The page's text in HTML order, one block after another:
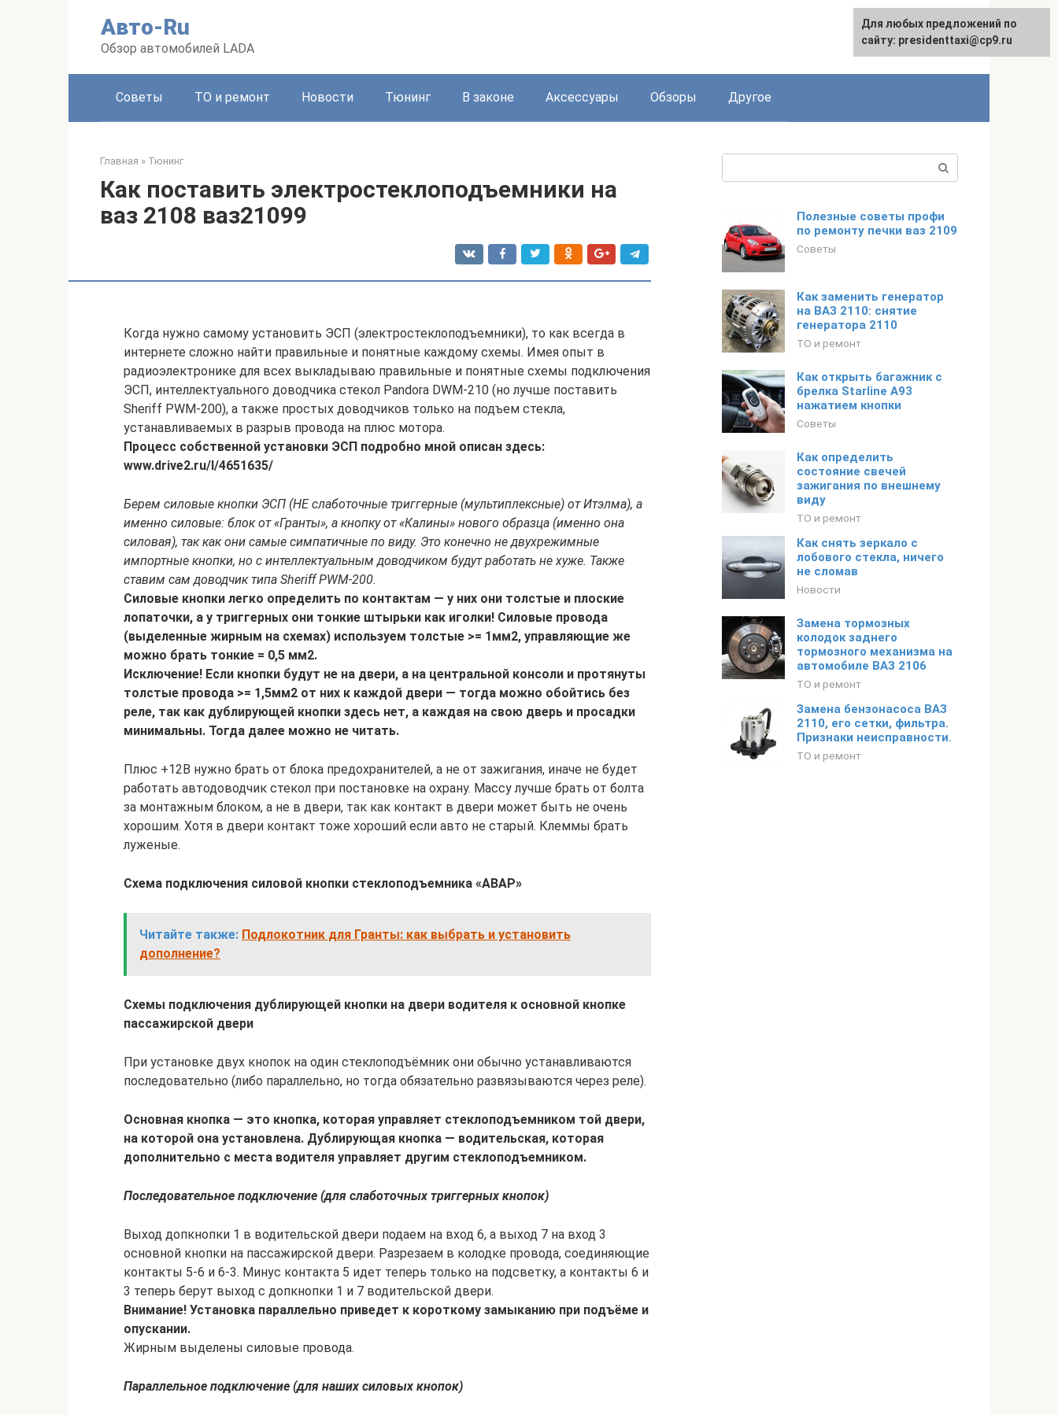
Авто-Ru
Обзор автомобилей LADA
Советы ТО и ремонт Новости Тюнинг В законе Аксессуары Обзоры Другое
Главная » Тюнинг
Как поставить электростеклоподъемники на
ваз 2108 ваз21099
Когда нужно самому установить ЭСП (электростеклоподъемники), то как всегда в
интернете сложно найти правильные и понятные каждому схемы. Имея опыт в
радиоэлектронике для всех выкладываю правильные и понятные схемы подключения
ЭСП, интеллектуального доводчика стекол Pandora DWM-210 (но лучше поставить
Sheriff PWM-200), а также простых доводчиков только на подъем стекла,
устанавливаемых в разрыв провода на плюс мотора.
Процесс собственной установки ЭСП подробно мной описан здесь:
www.drive2.ru/l/4651635/
Берем силовые кнопки ЭСП (НЕ слаботочные триггерные (мультиплексные) от Итэлма), а
именно силовые: блок от «Гранты», а кнопку от «Калины» нового образца (именно она
силовая), так как они самые симпатичные по виду. Это конечно не двухрежимные
импортные кнопки, но с интеллектуальным доводчиком будут работать не хуже. Также
ставим сам доводчик типа Sheriff PWM-200.
Силовые кнопки легко определить по контактам — у них они толстые и плоские
лопаточки, а у триггерных они тонкие штырьки как иголки! Силовые провода
(выделенные жирным на схемах) используем толстые >= 1мм2, управляющие же
можно брать тонкие = 0,5 мм2.
Исключение! Если кнопки будут не на двери, а на центральной консоли и протянуты
толстые провода >= 1,5мм2 от них к каждой двери — тогда можно обойтись без
реле, так как дублирующей кнопки здесь нет, а каждая на свою дверь и просадки
минимальны. Тогда далее можно не читать.
Плюс +12В нужно брать от блока предохранителей, а не от зажигания, иначе не будет
работать автодоводчик стекол при постановке на охрану. Массу лучше брать от болта
за монтажным блоком, а не в двери, так как контакт в двери может быть не очень
хорошим. Хотя в двери контакт тоже хороший если авто не старый. Клеммы брать
луженые.
Схема подключения силовой кнопки стеклоподъемника «АВАР»
Читайте также: Подлокотник для Гранты: как выбрать и установить
дополнение?
Схемы подключения дублирующей кнопки на двери водителя к основной кнопке
пассажирской двери
При установке двух кнопок на один стеклоподъёмник они обычно устанавливаются
последовательно (либо параллельно, но тогда обязательно развязываются через реле).
Основная кнопка — это кнопка, которая управляет стеклоподъемником той двери,
на которой она установлена. Дублирующая кнопка — водительская, которая
дополнительно с места водителя управляет другим стеклоподъемником.
Последовательное подключение (для слаботочных триггерных кнопок)
Выход допкнопки 1 в водительской двери подаем на вход 6, а выход 7 на вход 3
основной кнопки на пассажирской двери. Разрезаем в колодке провода, соединяющие
контакты 5-6 и 6-3. Минус контакта 5 идет теперь только на подсветку, а контакты 6 и
3 теперь берут выход с допкнопки 1 и 7 водительской двери.
Внимание! Установка параллельно приведет к короткому замыканию при подъёме и
опускании.
Жирным выделены силовые провода.
Параллельное подключение (для наших силовых кнопок)
Полезные советы профи
по ремонту печки ваз 2109
Советы
Как заменить генератор
на ВАЗ 2110: снятие
генератора 2110
ТО и ремонт
Как открыть багажник с
брелка Starline A93
нажатием кнопки
Советы
Как определить
состояние свечей
зажигания по внешнему
виду
ТО и ремонт
Как снять зеркало с
лобового стекла, ничего
не сломав
Новости
Замена тормозных
колодок заднего
тормозного механизма на
автомобиле ВАЗ 2106
ТО и ремонт
Замена бензонасоса ВАЗ
2110, его сетки, фильтра.
Признаки неисправности.
ТО и ремонт
Для любых предложений по
сайту: presidenttaxi@cp9.ru